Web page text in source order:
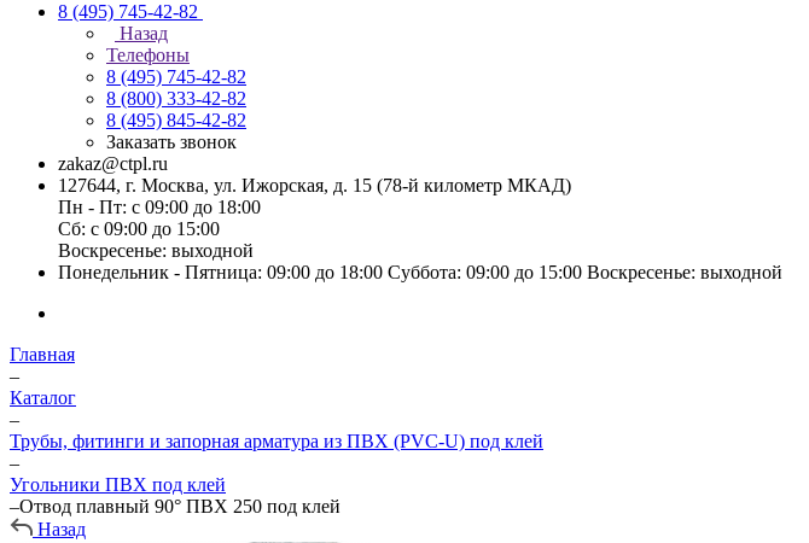
8 (495) 745-42-82
Назад
Телефоны
8 (495) 745-42-82
8 (800) 333-42-82
8 (495) 845-42-82
Заказать звонок
zakaz@ctpl.ru
127644, г. Москва, ул. Ижорская, д. 15 (78-й километр МКАД)
Пн - Пт: с 09:00 до 18:00
Сб: с 09:00 до 15:00
Воскресенье: выходной
Понедельник - Пятница: 09:00 до 18:00 Суббота: 09:00 до 15:00 Воскресенье: выходной
Главная
–
Каталог
–
Трубы, фитинги и запорная арматура из ПВХ (PVC-U) под клей
–
Угольники ПВХ под клей
–Отвод плавный 90° ПВХ 250 под клей
Назад